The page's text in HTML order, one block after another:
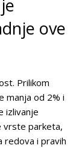
ove
Prilikom
manja od 2% i
izlivanje
vrste parketa,
redova i pravih